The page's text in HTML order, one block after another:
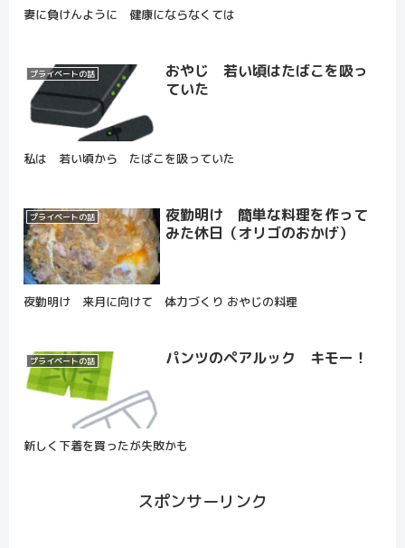
妻に負けんように 健康にならなくては
プライベートの話
おやじ 若い頃はたばこを吸っ
ていた
私は 若い頃から たばこを吸っていた
プライベートの話
夜勤明け 簡単な料理を作って
みた休日（オリゴのおかげ）
夜勤明け 来月に向けて 体力づくり おやじの料理
プライベートの話 パンツのペアルック キモー！
新しく下着を買ったが失敗かも
スポンサーリンク